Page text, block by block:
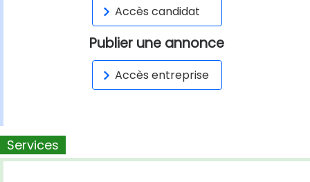
Accès candidat
Publier une annonce
Accès entreprise
Services